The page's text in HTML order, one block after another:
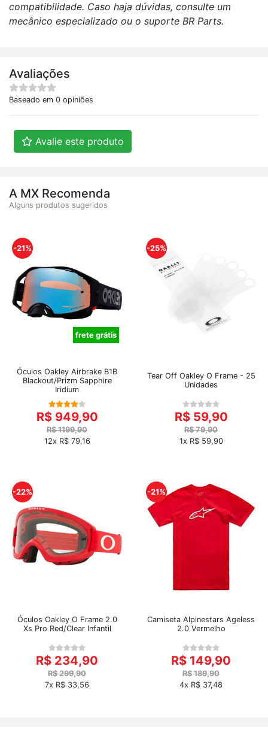
compatibilidade. Caso haja dúvidas, consulte um
mecânico especializado ou o suporte BR Parts.
Avaliações
Baseado em 0 opiniões
Avalie este produto
A MX Recomenda
Alguns produtos sugeridos
-21%
frete grátis
Óculos Oakley Airbrake B1B
Blackout/Prizm Sapphire
Iridium
R$ 949,90
R$ 1199,90
12x R$ 79,16
-25%
Tear Off Oakley O Frame - 25
Unidades
R$ 59,90
R$ 79,90
1x R$ 59,90
-22%
Óculos Oakley O Frame 2.0
Xs Pro Red/Clear Infantil
R$ 234,90
R$ 299,90
7x R$ 33,56
-21%
Camiseta Alpinestars Ageless
2.0 Vermelho
R$ 149,90
R$ 189,90
4x R$ 37,48